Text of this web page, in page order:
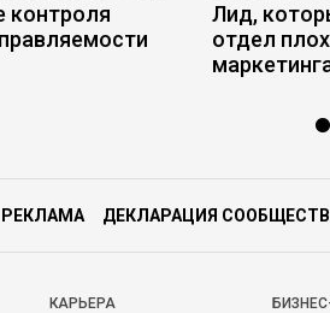
контроля
Лид,
отдел
РЕКЛАМА ДЕКЛАРАЦИЯ
КАРЬЕРА